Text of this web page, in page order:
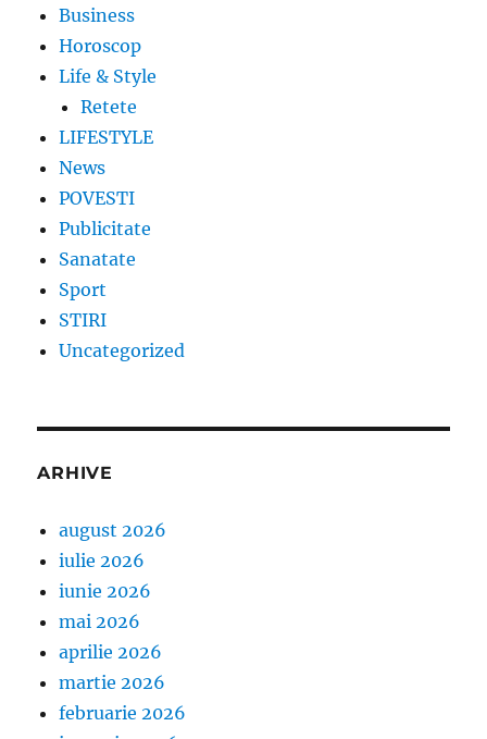
Business
Horoscop
Life & Style
Retete
LIFESTYLE
News
POVESTI
Publicitate
Sanatate
Sport
STIRI
Uncategorized
ARHIVE
august 2026
iulie 2026
iunie 2026
mai 2026
aprilie 2026
martie 2026
februarie 2026